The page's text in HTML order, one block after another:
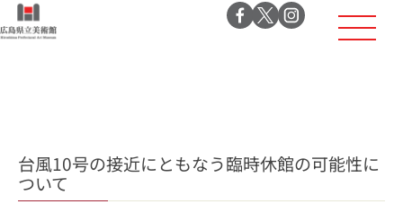
台風10号の接近にともなう臨時休館の可能性に
ついて